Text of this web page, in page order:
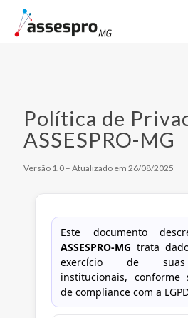
Política de
ASSESPRO-MG
Versão 1.0 – Atualizado em 26/08/2025
Este documento
ASSESPRO-MG trata
exercício de suas
institucionais, conforme
de compliance com a